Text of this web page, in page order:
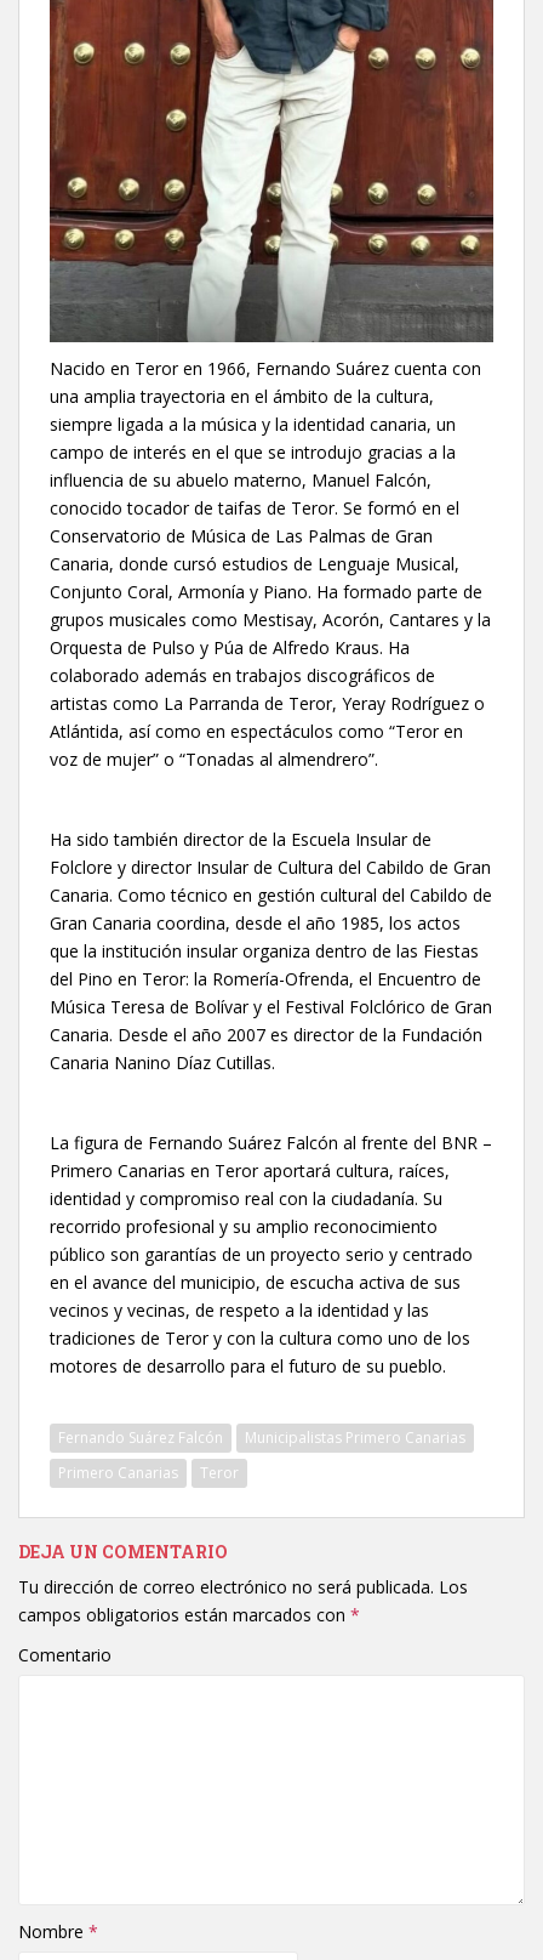
Nacido en Teror en 1966, Fernando Suárez cuenta con
una amplia trayectoria en el ámbito de la cultura,
siempre ligada a la música y la identidad canaria, un
campo de interés en el que se introdujo gracias a la
influencia de su abuelo materno, Manuel Falcón,
conocido tocador de taifas de Teror. Se formó en el
Conservatorio de Música de Las Palmas de Gran
Canaria, donde cursó estudios de Lenguaje Musical,
Conjunto Coral, Armonía y Piano. Ha formado parte de
grupos musicales como Mestisay, Acorón, Cantares y la
Orquesta de Pulso y Púa de Alfredo Kraus. Ha
colaborado además en trabajos discográficos de
artistas como La Parranda de Teror, Yeray Rodríguez o
Atlántida, así como en espectáculos como “Teror en
voz de mujer” o “Tonadas al almendrero”.
Ha sido también director de la Escuela Insular de
Folclore y director Insular de Cultura del Cabildo de Gran
Canaria. Como técnico en gestión cultural del Cabildo de
Gran Canaria coordina, desde el año 1985, los actos
que la institución insular organiza dentro de las Fiestas
del Pino en Teror: la Romería-Ofrenda, el Encuentro de
Música Teresa de Bolívar y el Festival Folclórico de Gran
Canaria. Desde el año 2007 es director de la Fundación
Canaria Nanino Díaz Cutillas.
La figura de Fernando Suárez Falcón al frente del BNR –
Primero Canarias en Teror aportará cultura, raíces,
identidad y compromiso real con la ciudadanía. Su
recorrido profesional y su amplio reconocimiento
público son garantías de un proyecto serio y centrado
en el avance del municipio, de escucha activa de sus
vecinos y vecinas, de respeto a la identidad y las
tradiciones de Teror y con la cultura como uno de los
motores de desarrollo para el futuro de su pueblo.
Fernando Suárez Falcón
Municipalistas Primero Canarias
Primero Canarias
Teror
DEJA UN COMENTARIO
Tu dirección de correo electrónico no será publicada. Los
campos obligatorios están marcados con *
Comentario
Nombre *